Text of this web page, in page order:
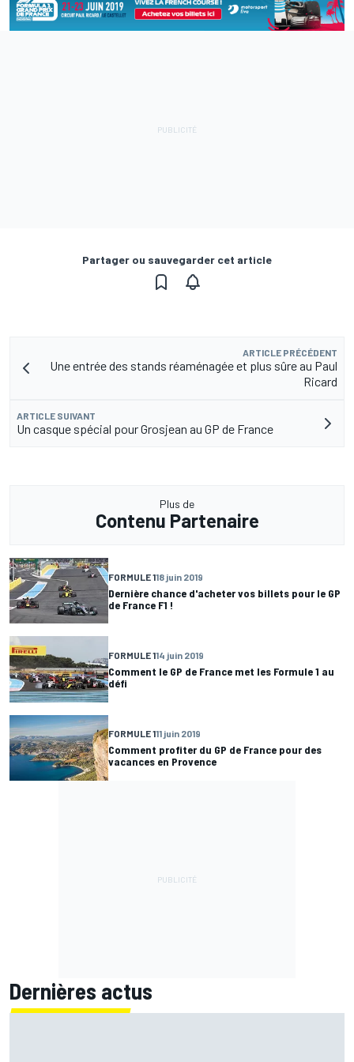
Partager ou sauvegarder cet article
ARTICLE PRÉCÉDENT
Une entrée des stands réaménagée et plus sûre au Paul
Ricard
ARTICLE SUIVANT
Un casque spécial pour Grosjean au GP de France
Plus de
Contenu Partenaire
FORMULE 118 juin 2019
Dernière chance d'acheter vos billets pour le GP
de France F1 !
FORMULE 114 juin 2019
Comment le GP de France met les Formule 1 au
défi
FORMULE 111 juin 2019
Comment profiter du GP de France pour des
vacances en Provence
Dernières actus